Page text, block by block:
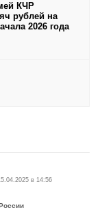
КЧР
рублей на
2026 года
в 14:56